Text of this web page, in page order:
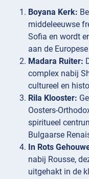
Boyana Kerk:
middeleeuwse
Sofia en wordt
aan de
Madara Ruiter:
complex nabij
cultureel en
Rila Klooster:
Oosters-
spiritueel
Bulgaarse
In Rots
nabij Rousse,
uitgehakt in de